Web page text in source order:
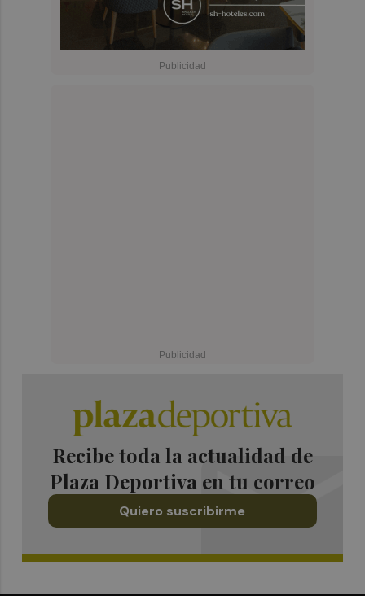
Recibe toda la actualidad de
Plaza Deportiva en tu correo
Quiero suscribirme